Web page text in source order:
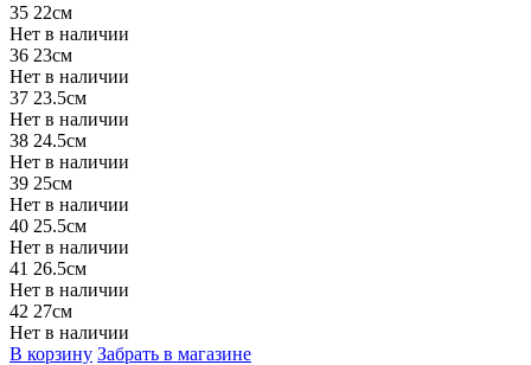
35 22см
Нет в наличии
36 23см
Нет в наличии
37 23.5см
Нет в наличии
38 24.5см
Нет в наличии
39 25см
Нет в наличии
40 25.5см
Нет в наличии
41 26.5см
Нет в наличии
42 27см
Нет в наличии
В корзину Забрать в магазине